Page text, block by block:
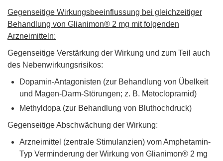
Gegenseitige Wirkungsbeeinflussung bei gleichzeitiger
Behandlung von Glianimon® 2 mg mit folgenden
Arzneimitteln:
Gegenseitige Verstärkung der Wirkung und zum Teil auch
des Nebenwirkungsrisikos:
Dopamin-Antagonisten (zur Behandlung von Übelkeit
und Magen-Darm-Störungen; z. B. Metoclopramid)
Methyldopa (zur Behandlung von Bluthochdruck)
Gegenseitige Abschwächung der Wirkung:
Arzneimittel (zentrale Stimulanzien) vom Amphetamin-
Typ Verminderung der Wirkung von Glianimon® 2 mg